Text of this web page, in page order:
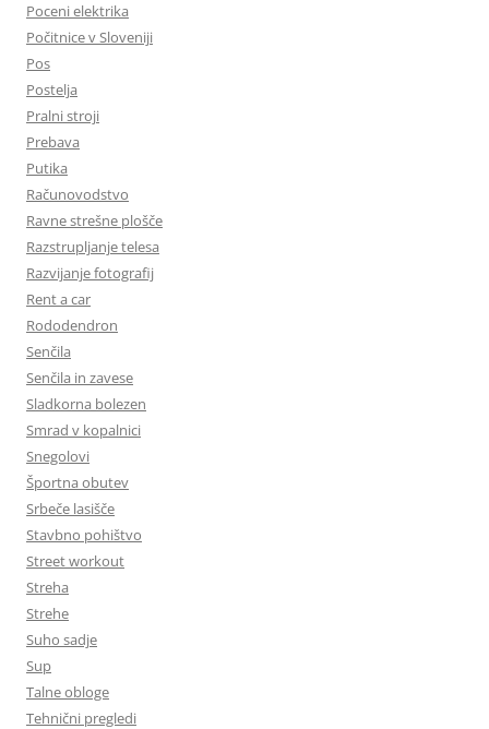
Poceni elektrika
Počitnice v Sloveniji
Pos
Postelja
Pralni stroji
Prebava
Putika
Računovodstvo
Ravne strešne plošče
Razstrupljanje telesa
Razvijanje fotografij
Rent a car
Rododendron
Senčila
Senčila in zavese
Sladkorna bolezen
Smrad v kopalnici
Snegolovi
Športna obutev
Srbeče lasišče
Stavbno pohištvo
Street workout
Streha
Strehe
Suho sadje
Sup
Talne obloge
Tehnični pregledi